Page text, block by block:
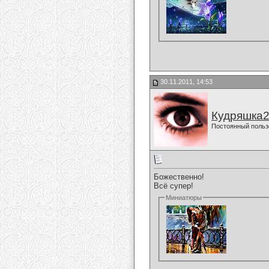
30.11.2011, 14:53
Постоянный
Божественно!
Всё супер!
Миниатюры